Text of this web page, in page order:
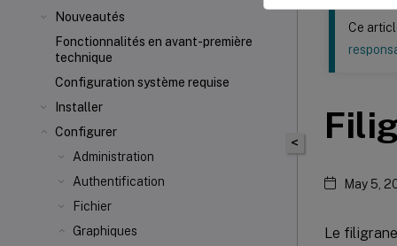
Nouveautés
Fonctionnalités en avant-première
technique
Configuration système requise
Installer
Configurer
Administration
Authentification
Fichier
Graphiques
<
Ce
May 5,
Le